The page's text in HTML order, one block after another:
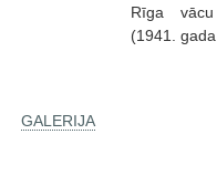
Rīga
(1941.
GALERIJA